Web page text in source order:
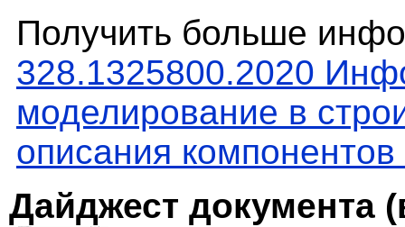
Получить больше
328.1325800.2020
моделирование в
описания
Дайджест документа